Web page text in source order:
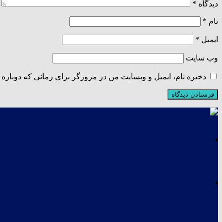
دیدگاه *
نام *
ایمیل *
وب‌ سایت
ذخیره نام، ایمیل و وبسایت من در مرورگر برای زمانی که